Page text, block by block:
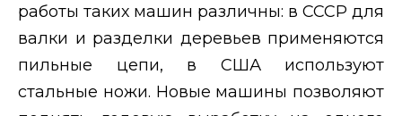
работы таких машин различны: в СССР для
валки и разделки деревьев применяются
пильные цепи, в США используют
стальные ножи. Новые машины позволяют